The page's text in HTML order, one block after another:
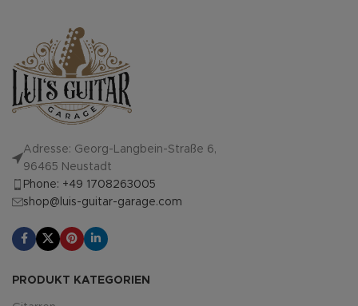
Adresse: Georg-Langbein-Straße 6,
96465 Neustadt
Phone: +49 1708263005
shop@luis-guitar-garage.com
PRODUKT KATEGORIEN